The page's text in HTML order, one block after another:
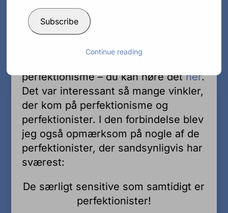
For nylig var jeg gæst i studiet hos
perfektionisme – du kan høre dether.
Det var interessant så mange vinkler,
der kom på perfektionisme og
perfektionister. I den forbindelse blev
jeg også opmærksom på nogle af de
perfektionister, der sandsynligvis har
sværest:
De særligt sensitive som samtidigt er
perfektionister!
email…
Subscribe
Continue reading